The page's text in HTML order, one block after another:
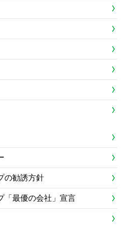
の勧誘方針
「最優の会社」宣言